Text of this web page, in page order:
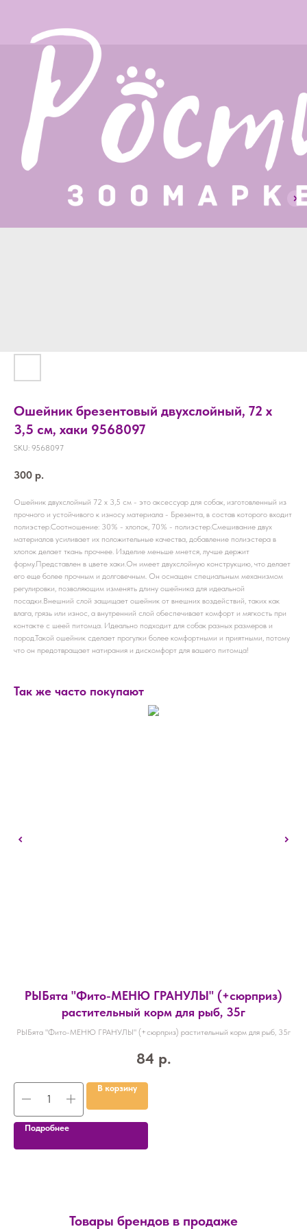
Ошейник брезентовый двухслойный, 72 х
3,5 см, хаки 9568097
SKU: 9568097
300 р.
Ошейник двухслойный 72 х 3,5 см - это аксессуар для собак, изготовленный из
прочного и устойчивого к износу материала - Брезента, в состав которого входит
полиэстер.Соотношение: 30% - хлопок, 70% - полиэстер.Смешивание двух
материалов усиливает их положительные качества, добавление полиэстера в
хлопок делает ткань прочнее. Изделие меньше мнется, лучше держит
форму.Представлен в цвете хаки.Он имеет двухслойную конструкцию, что делает
его еще более прочным и долговечным. Он оснащен специальным механизмом
регулировки, позволяющим изменять длину ошейника для идеальной
посадки.Внешний слой защищает ошейник от внешних воздействий, таких как
влага, грязь или износ, а внутренний слой обеспечивает комфорт и мягкость при
контакте с шеей питомца. Идеально подходит для собак разных размеров и
пород.Такой ошейник сделает прогулки более комфортными и приятными, потому
что он предотвращает натирания и дискомфорт для вашего питомца!
Так же часто покупают
РЫБята "Фито-МЕНЮ ГРАНУЛЫ" (+сюрприз)
растительный корм для рыб, 35г
РЫБята "Фито-МЕНЮ ГРАНУЛЫ" (+сюрприз) растительный корм для рыб, 35г
84 р.
В корзину
Подробнее
Товары брендов в продаже